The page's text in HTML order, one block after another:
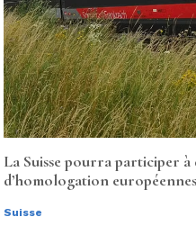
La Suisse pourra participer à
d’homologation
Suisse